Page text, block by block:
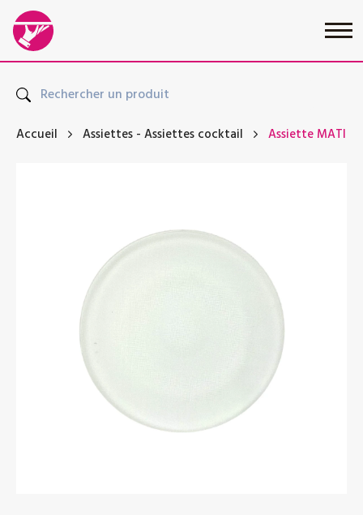
Accueil Assiettes - Assiettes cocktail Assiette